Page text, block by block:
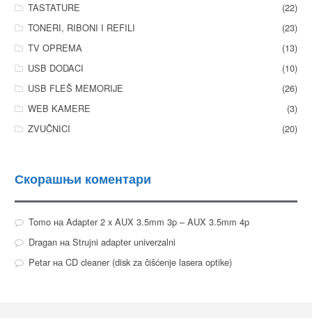
TASTATURE
(22)
TONERI, RIBONI I REFILI
(23)
TV OPREMA
(13)
USB DODACI
(10)
USB FLEŠ MEMORIJE
(26)
WEB KAMERE
(3)
ZVUČNICI
(20)
Скорашњи коментари
TomoнаAdapter 2 x AUX 3.5mm 3p – AUX 3.5mm 4p
DraganнаStrujni adapter univerzalni
PetarнаCD cleaner (disk za čišćenje lasera optike)